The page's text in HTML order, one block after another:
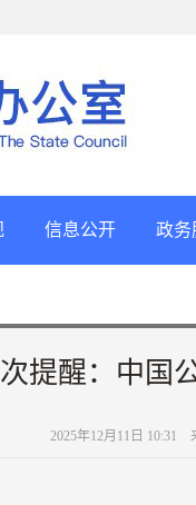
信息公开 政务
提醒：中国
2025年12月11日 10:31